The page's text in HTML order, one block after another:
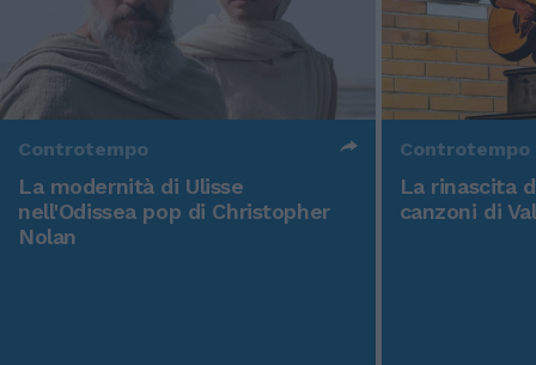
Controtempo
La modernità di Ulisse
nell'Odissea pop di Christopher
Nolan
Controtempo
La rinascita
canzoni di